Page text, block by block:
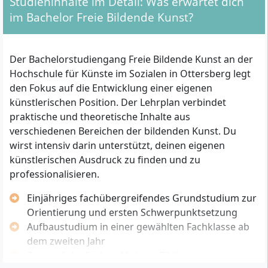
Hochschulreife (z.B. Abitur oder Fachabitur) oder
eine als gleichwertig anerkannte Qualifikation
Eignungsprüfung).
Künstlerische Eignung:Du musst eine
Bewerbungsmappe mit eigenen künstlerischen
Arbeiten einreichen. Im Rahmen des
Auswahlverfahrens kann ein zusätzliches
Fachgespräch, eine praktische Prüfung oder die
Teilnahme an einem Zulassungstag verlangt
werden.
Bewerbungsfrist:
möglich. Nachträgliche Bewerbungen sind je nach
Kapazität ebenfalls möglich.
Sprachkenntnisse:Da der Studiengang auf
Deutsch unterrichtet wird, sind ausreichende
im Bachelor Freie Bildende Kunst?
Der Bachelorstudiengang Freie Bildende Kunst an der
Hochschule für Künste im Sozialen in Ottersberg legt
den Fokus auf die Entwicklung einer eigenen
künstlerischen Position. Der Lehrplan verbindet
praktische und theoretische Inhalte aus
verschiedenen Bereichen der bildenden Kunst. Du
wirst intensiv darin unterstützt, deinen eigenen
künstlerischen Ausdruck zu finden und zu
professionalisieren.
Einjähriges fachübergreifendes Grundstudium zur
Orientierung und ersten Schwerpunktsetzung
Aufbaustudium in einer gewählten Fachklasse ab
dem zweiten Jahr